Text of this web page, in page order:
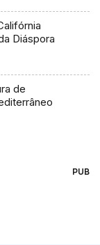
Diáspora
de
PUB